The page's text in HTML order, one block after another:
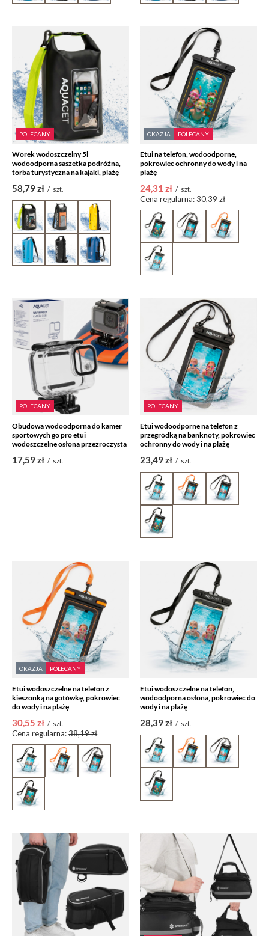
POLECANY
Worek wodoszczelny 5l
wodoodporna saszetka podróżna,
torba turystyczna na kajaki, plażę
58,79 zł / szt.
OKAZJA POLECANY
Etui na telefon, wodoodporne,
pokrowiec ochronny do wody i na
plażę
24,31 zł / szt.
Cena regularna:30,39 zł
POLECANY
Obudowa wodoodporna do kamer
sportowych go pro etui
wodoszczelne osłona przezroczysta
17,59 zł / szt.
POLECANY
Etui wodoodporne na telefon z
przegródką na banknoty, pokrowiec
ochronny do wody i na plażę
23,49 zł / szt.
OKAZJA POLECANY
Etui wodoszczelne na telefon z
kieszonką na gotówkę, pokrowiec
do wody i na plażę
30,55 zł / szt.
Cena regularna:38,19 zł
Etui wodoszczelne na telefon,
wodoodporna osłona, pokrowiec do
wody i na plażę
28,39 zł / szt.